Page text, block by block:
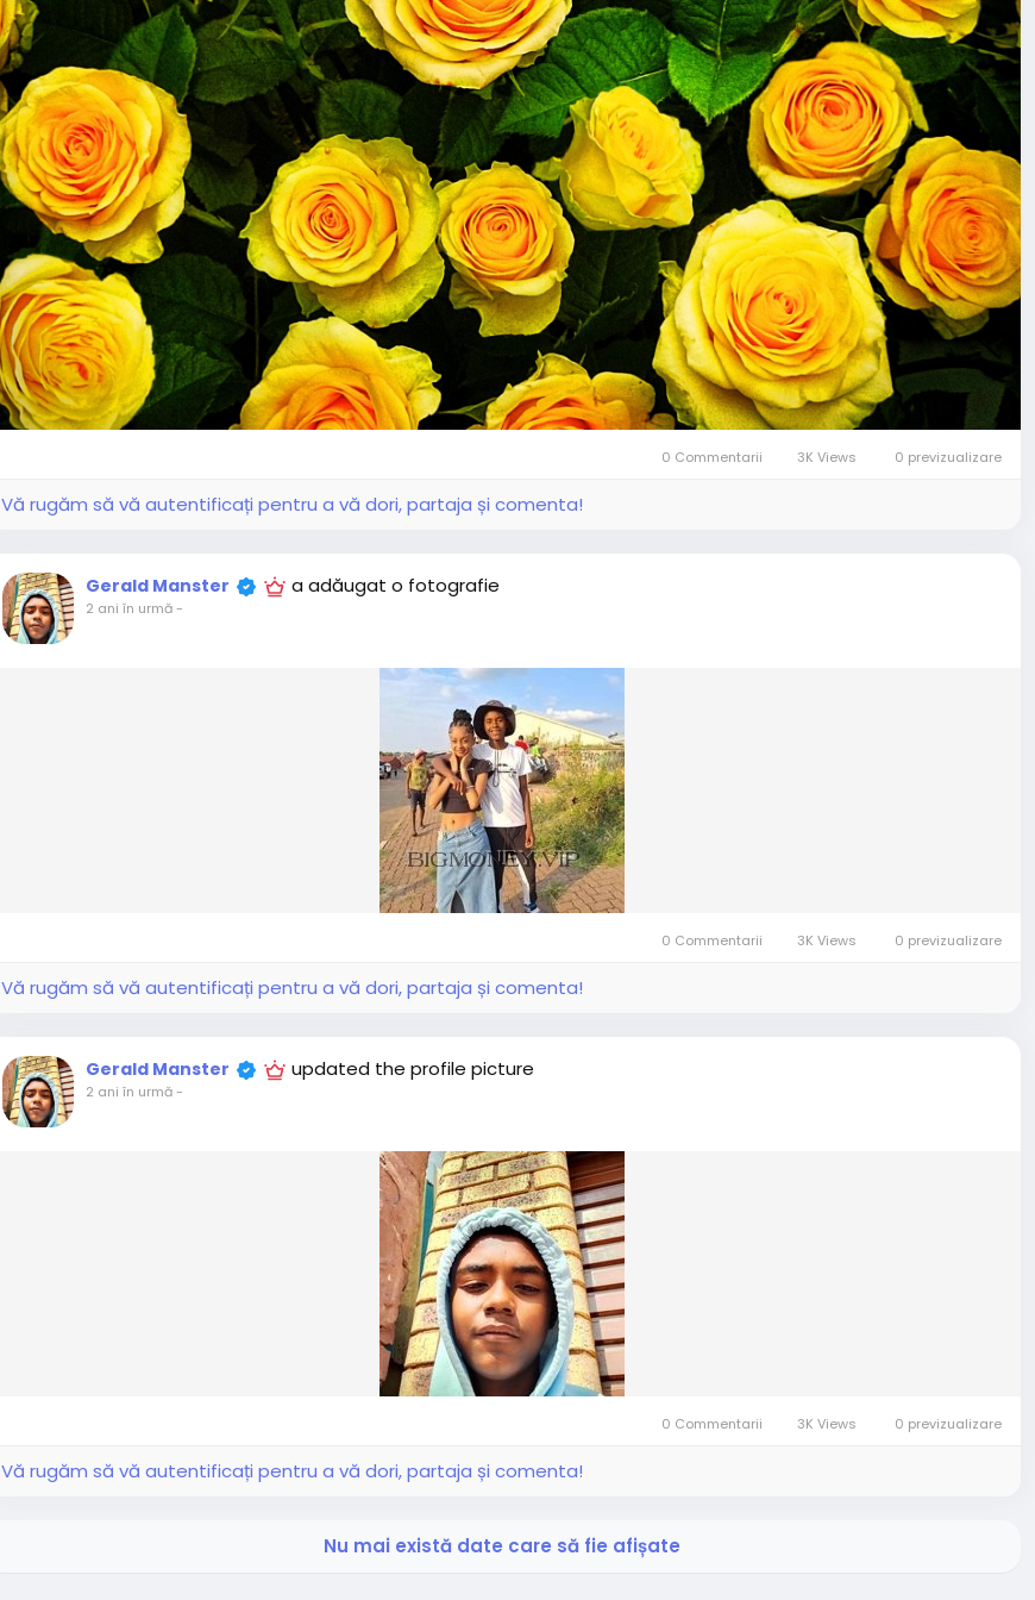
0 Commentarii 3K Views 0 previzualizare
Vă rugăm să vă autentificați pentru a vă dori, partaja și comenta!
Gerald Manster a adăugat o fotografie
2 ani în urmă-
0 Commentarii 3K Views 0 previzualizare
Vă rugăm să vă autentificați pentru a vă dori, partaja și comenta!
Gerald Manster updated the profile picture
2 ani în urmă-
0 Commentarii 3K Views 0 previzualizare
Vă rugăm să vă autentificați pentru a vă dori, partaja și comenta!
Nu mai există date care să fie afișate